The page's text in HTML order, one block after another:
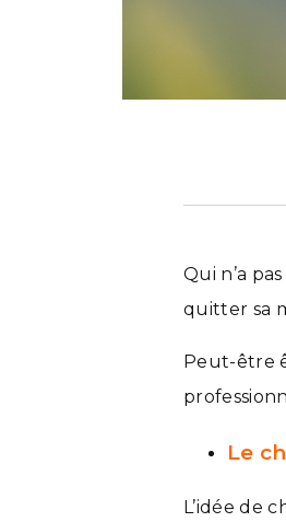
Qui n’a
quitter sa
Peut-être
Le
L’idée de